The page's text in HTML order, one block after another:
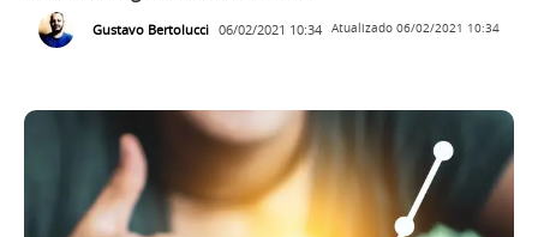
Gustavo Bertolucci 06/02/2021 10:34 Atualizado 06/02/2021 10:34